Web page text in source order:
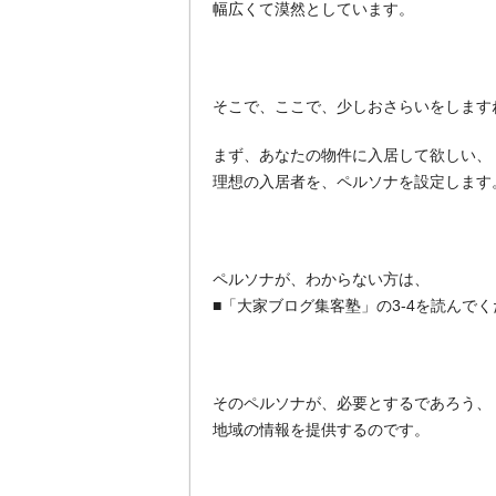
幅広くて漠然としています。
そこで、ここで、少しおさらいをします
まず、あなたの物件に入居して欲しい、
理想の入居者を、ペルソナを設定します
ペルソナが、わからない方は、
■「大家ブログ集客塾」の3-4を読んでく
そのペルソナが、必要とするであろう、
地域の情報を提供するのです。